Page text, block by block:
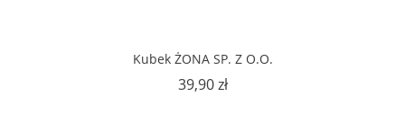
Kubek ŻONA SP. Z O.O.
39,90 złCena